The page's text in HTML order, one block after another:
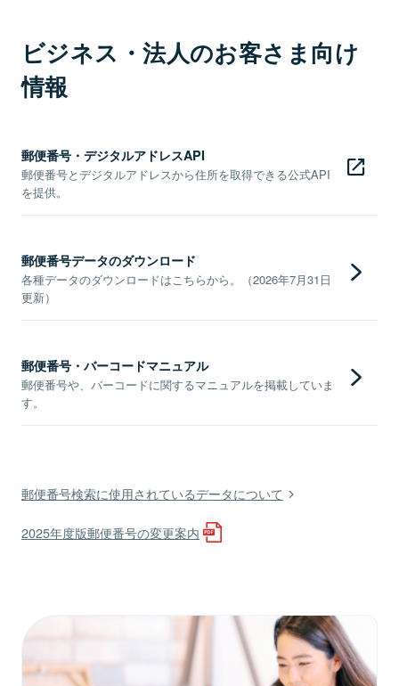
ビジネス・法人のお客さま向け
情報
郵便番号・デジタルアドレスAPI
郵便番号とデジタルアドレスから住所を取得できる公式API
を提供。
郵便番号データのダウンロード
各種データのダウンロードはこちらから。（2026年7月31日
更新）
郵便番号・バーコードマニュアル
郵便番号や、バーコードに関するマニュアルを掲載していま
す。
郵便番号検索に使用されているデータについて
2025年度版郵便番号の変更案内